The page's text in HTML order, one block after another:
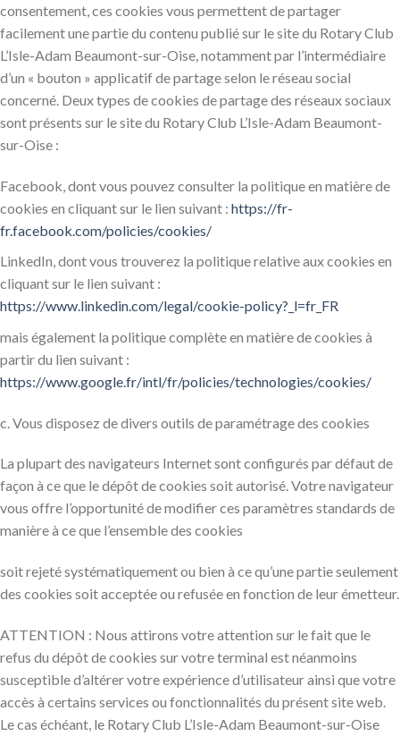
consentement, ces cookies vous permettent de partager
facilement une partie du contenu publié sur le site du Rotary Club
L’Isle-Adam Beaumont-sur-Oise, notamment par l’intermédiaire
d’un « bouton » applicatif de partage selon le réseau social
concerné. Deux types de cookies de partage des réseaux sociaux
sont présents sur le site du Rotary Club L’Isle-Adam Beaumont-
sur-Oise :
Facebook, dont vous pouvez consulter la politique en matière de
cookies en cliquant sur le lien suivant : https://fr-
fr.facebook.com/policies/cookies/
LinkedIn, dont vous trouverez la politique relative aux cookies en
cliquant sur le lien suivant :
https://www.linkedin.com/legal/cookie-policy?_l=fr_FR
mais également la politique complète en matière de cookies à
partir du lien suivant :
https://www.google.fr/intl/fr/policies/technologies/cookies/
c. Vous disposez de divers outils de paramétrage des cookies
La plupart des navigateurs Internet sont configurés par défaut de
façon à ce que le dépôt de cookies soit autorisé. Votre navigateur
vous offre l’opportunité de modifier ces paramètres standards de
manière à ce que l’ensemble des cookies
soit rejeté systématiquement ou bien à ce qu’une partie seulement
des cookies soit acceptée ou refusée en fonction de leur émetteur.
ATTENTION : Nous attirons votre attention sur le fait que le
refus du dépôt de cookies sur votre terminal est néanmoins
susceptible d’altérer votre expérience d’utilisateur ainsi que votre
accès à certains services ou fonctionnalités du présent site web.
Le cas échéant, le Rotary Club L’Isle-Adam Beaumont-sur-Oise